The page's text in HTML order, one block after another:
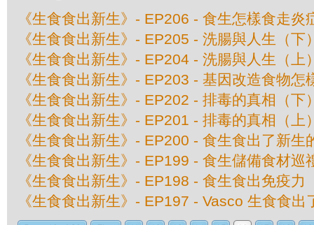
《生食食出新生》- EP206 - 食生怎樣食走炎
《生食食出新生》- EP205 - 洗腸與人生（下
《生食食出新生》- EP204 - 洗腸與人生（上
《生食食出新生》- EP203 - 基因改造食物怎
《生食食出新生》- EP202 - 排毒的真相（下
《生食食出新生》- EP201 - 排毒的真相（上
《生食食出新生》- EP200 - 食生食出了新生
《生食食出新生》- EP199 - 食生儲備食材巡
《生食食出新生》- EP198 - 食生食出免疫力
《生食食出新生》- EP197 - Vasco 生食食出